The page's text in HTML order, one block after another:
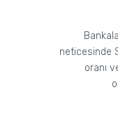
neticesinde
oranı